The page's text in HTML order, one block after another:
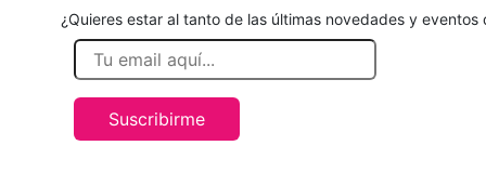
¿Quieres estar al tanto de las últimas novedades y eventos
Suscribirme